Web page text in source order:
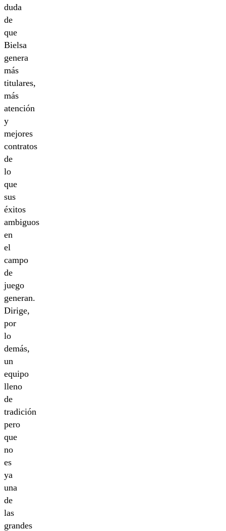
duda
de
que
Bielsa
genera
más
titulares,
más
atención
y
mejores
contratos
de
lo
que
sus
éxitos
ambiguos
en
el
campo
de
juego
generan.
Dirige,
por
lo
demás,
un
equipo
lleno
de
tradición
pero
que
no
es
ya
una
de
las
grandes